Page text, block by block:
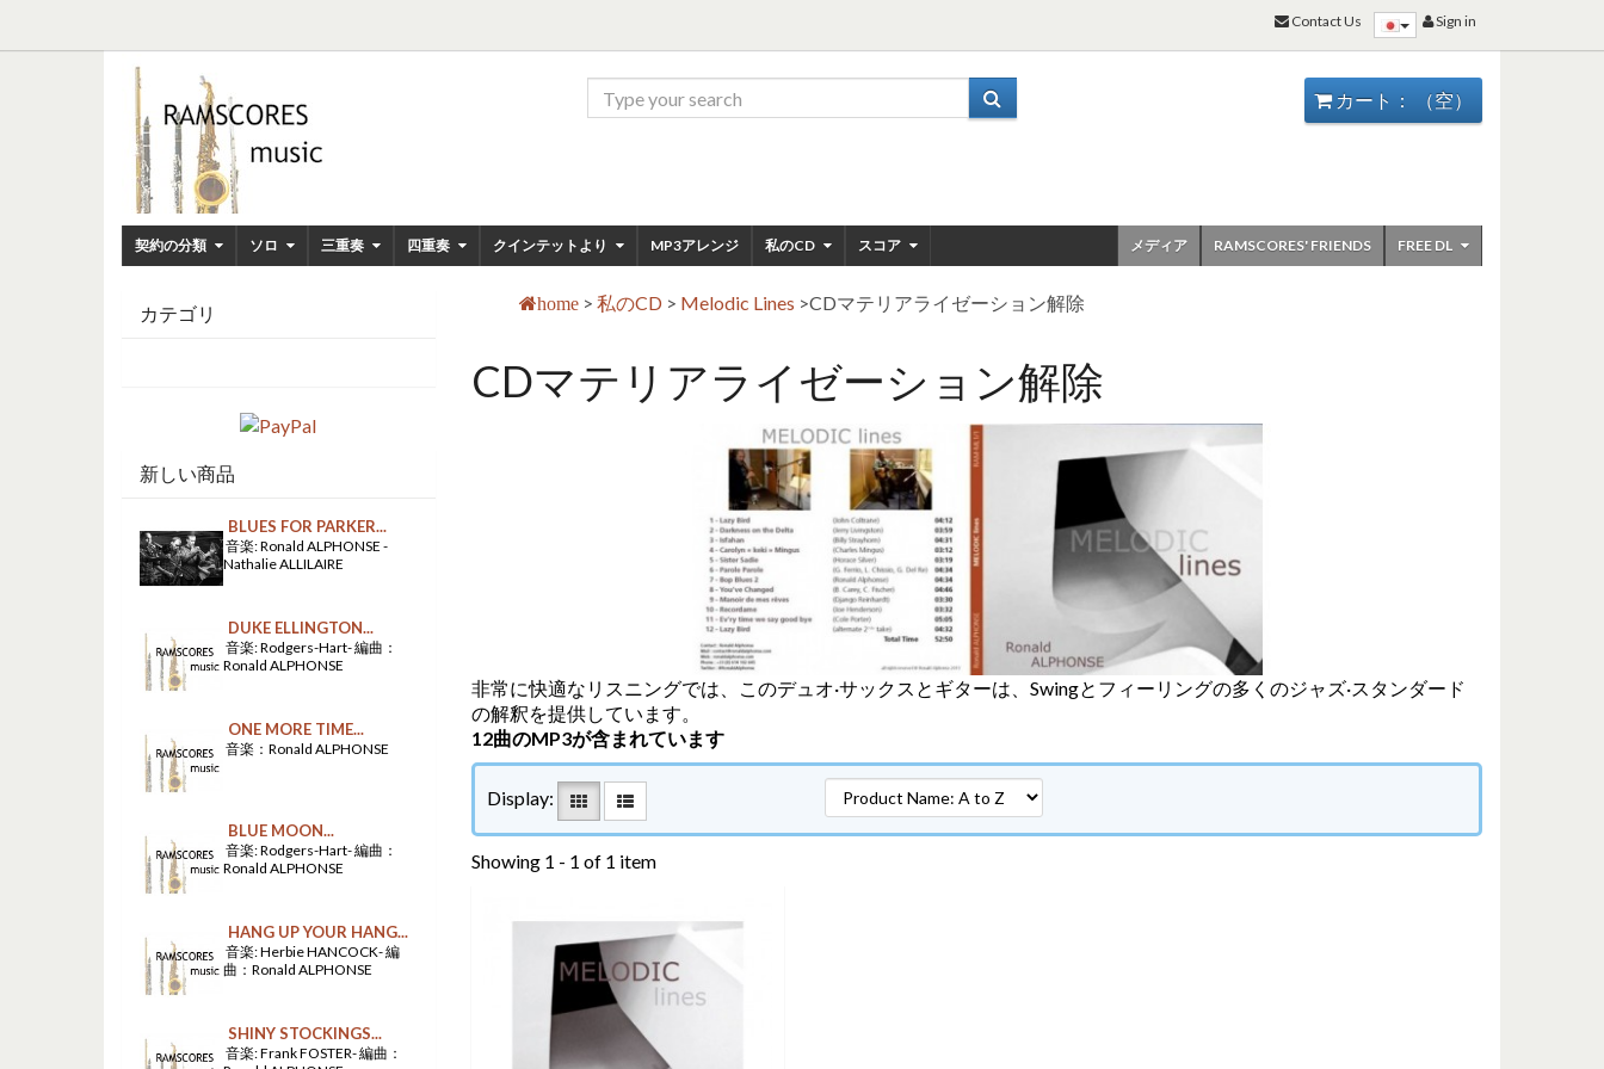
カート： （空）
契約の分類 ソロ 三重奏 四重奏 クインテットより MP3アレンジ 私のCD スコア FREE DL
RAMSCORES' FRIENDS
メディア
home > 私のCD > Melodic Lines >CDマテリアライゼーション解除
CDマテリアライゼーション解除
非常に快適なリスニングでは、このデュオ·サックスとギターは、Swingとフィーリングの多くのジャズ·スタンダード
の解釈を提供しています。
12曲のMP3が含まれています
Display:
Showing 1 - 1 of 1 item
カテゴリ
新しい商品
BLUES FOR PARKER...
音楽: Ronald ALPHONSE -
Nathalie ALLILAIRE
DUKE ELLINGTON...
音楽: Rodgers-Hart- 編曲：
Ronald ALPHONSE
ONE MORE TIME...
音楽：Ronald ALPHONSE
BLUE MOON...
音楽: Rodgers-Hart- 編曲：
Ronald ALPHONSE
HANG UP YOUR HANG...
音楽: Herbie HANCOCK- 編
曲：Ronald ALPHONSE
SHINY STOCKINGS...
音楽: Frank FOSTER- 編曲：
Sign in
Contact Us